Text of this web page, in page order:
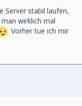
Server stabil laufen,
wirklich mal
Vorher tue ich mir